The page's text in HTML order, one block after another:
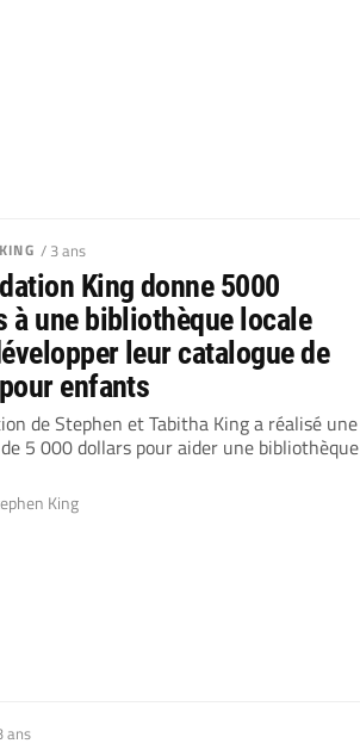
/ 3 ans
King donne 5000
à une bibliothèque locale
leur catalogue de
enfants
de Stephen et Tabitha King a réalisé une
5 000 dollars pour aider une bibliothèque
King
ans